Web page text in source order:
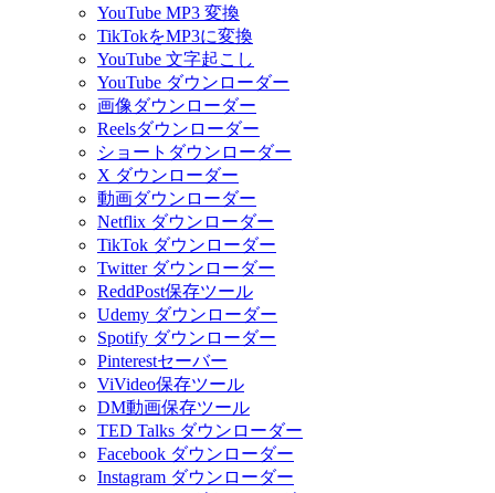
YouTube MP3 変換
TikTokをMP3に変換
YouTube 文字起こし
YouTube ダウンローダー
画像ダウンローダー
Reelsダウンローダー
ショートダウンローダー
X ダウンローダー
動画ダウンローダー
Netflix ダウンローダー
TikTok ダウンローダー
Twitter ダウンローダー
ReddPost保存ツール
Udemy ダウンローダー
Spotify ダウンローダー
Pinterestセーバー
ViVideo保存ツール
DM動画保存ツール
TED Talks ダウンローダー
Facebook ダウンローダー
Instagram ダウンローダー